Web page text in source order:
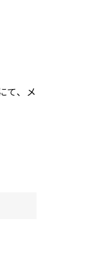
て、メ